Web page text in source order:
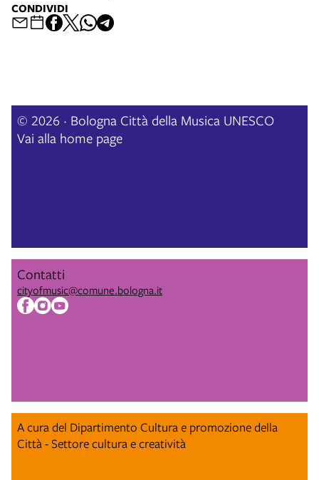
CONDIVIDI
© 2026 · Bologna Città della Musica UNESCO
Vai alla home page
Contatti
cityofmusic@comune.bologna.it
A cura del Dipartimento Cultura e promozione della
Città - Settore cultura e creatività